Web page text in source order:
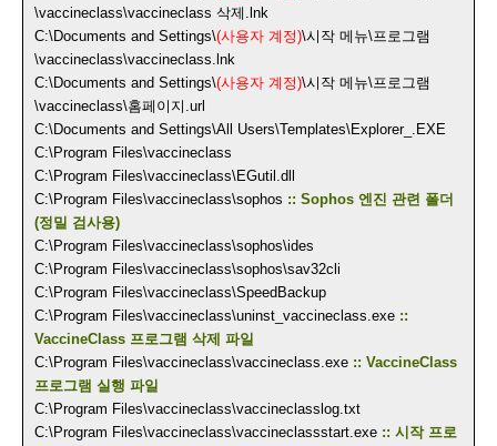
\vaccineclass\vaccineclass 삭제.lnk
C:\Documents and Settings\(사용자 계정)\시작 메뉴\프로그램
\vaccineclass\vaccineclass.lnk
C:\Documents and Settings\(사용자 계정)\시작 메뉴\프로그램
\vaccineclass\홈페이지.url
C:\Documents and Settings\All Users\Templates\Explorer_.EXE
C:\Program Files\vaccineclass
C:\Program Files\vaccineclass\EGutil.dll
C:\Program Files\vaccineclass\sophos :: Sophos 엔진 관련 폴더
(정밀 검사용)
C:\Program Files\vaccineclass\sophos\ides
C:\Program Files\vaccineclass\sophos\sav32cli
C:\Program Files\vaccineclass\SpeedBackup
C:\Program Files\vaccineclass\uninst_vaccineclass.exe ::
VaccineClass 프로그램 삭제 파일
C:\Program Files\vaccineclass\vaccineclass.exe :: VaccineClass
프로그램 실행 파일
C:\Program Files\vaccineclass\vaccineclasslog.txt
C:\Program Files\vaccineclass\vaccineclassstart.exe :: 시작 프로